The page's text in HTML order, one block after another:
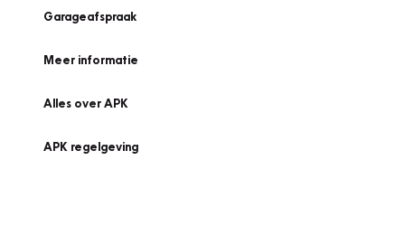
Garageafspraak
Meer informatie
Alles over APK
APK regelgeving